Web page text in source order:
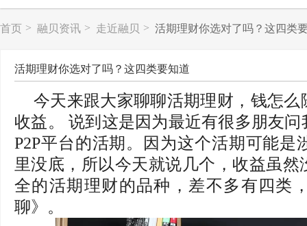
首页 > 融贝资讯 > 走近融贝 > 活期理财你选对了吗？这四类
活期理财你选对了吗？这四类要知道
今天来跟大家聊聊活期理财，钱怎
收益。 说到这是因为最近有很多朋友
P2P平台的活期。因为这个活期可能是
里没底，所以今天就说几个，收益虽
全的活期理财的品种，差不多有四类
聊》。